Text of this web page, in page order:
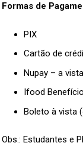
Formas de
PIX
Cartão de
Nupay – a vista
Ifood
Boleto à vista
Obs.: Estudantes e